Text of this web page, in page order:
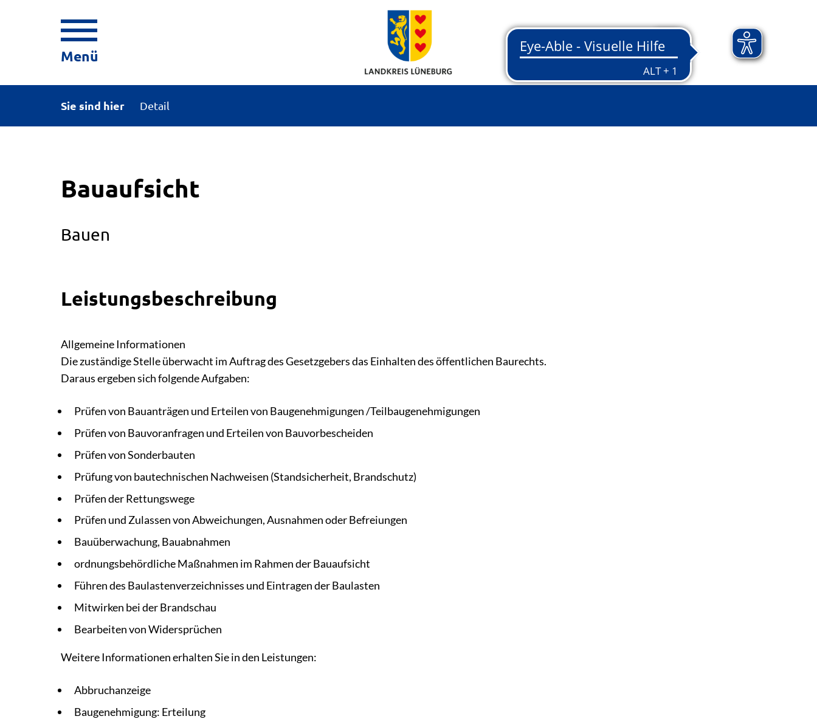
Menü
Sie sind hier Detail
Bauaufsicht
Bauen
Leistungsbeschreibung
Allgemeine Informationen
Die zuständige Stelle überwacht im Auftrag des Gesetzgebers das Einhalten des öffentlichen Baurechts.
Daraus ergeben sich folgende Aufgaben:
Prüfen von Bauanträgen und Erteilen von Baugenehmigungen /Teilbaugenehmigungen
Prüfen von Bauvoranfragen und Erteilen von Bauvorbescheiden
Prüfen von Sonderbauten
Prüfung von bautechnischen Nachweisen (Standsicherheit, Brandschutz)
Prüfen der Rettungswege
Prüfen und Zulassen von Abweichungen, Ausnahmen oder Befreiungen
Bauüberwachung, Bauabnahmen
ordnungsbehördliche Maßnahmen im Rahmen der Bauaufsicht
Führen des Baulastenverzeichnisses und Eintragen der Baulasten
Mitwirken bei der Brandschau
Bearbeiten von Widersprüchen
Weitere Informationen erhalten Sie in den Leistungen:
Abbruchanzeige
Baugenehmigung: Erteilung